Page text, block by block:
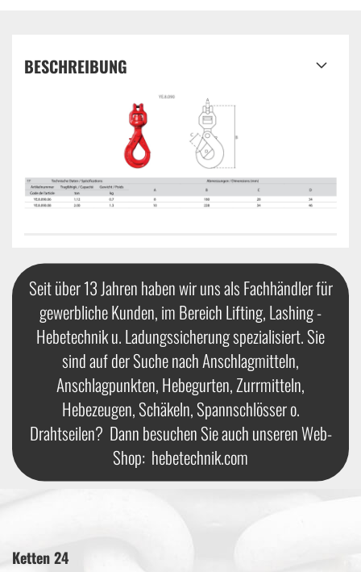
BESCHREIBUNG
Seit über 13 Jahren haben wir uns als Fachhändler für
gewerbliche Kunden, im Bereich Lifting, Lashing -
Hebetechnik u. Ladungssicherung spezialisiert. Sie
sind auf der Suche nach Anschlagmitteln,
Anschlagpunkten, Hebegurten, Zurrmitteln,
Hebezeugen, Schäkeln, Spannschlösser o.
Drahtseilen? Dann besuchen Sie auch unseren Web-
Shop: hebetechnik.com
Ketten 24